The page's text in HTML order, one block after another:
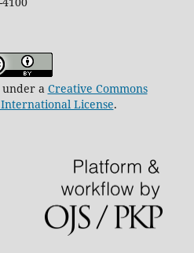
under a Creative Commons
License.